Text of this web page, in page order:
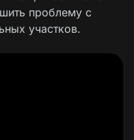
проблему с
участков.